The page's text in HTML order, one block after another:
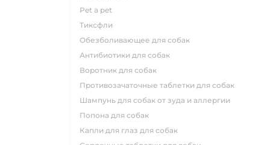
pet a pet
тиксфли
обезболивающее для собак
антибиотики для собак
воротник для собак
противозачаточные таблетки для собак
шампунь для собак от зуда и аллергии
попона для собак
капли для глаз для собак